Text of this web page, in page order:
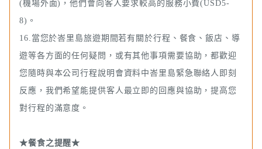
(機場外面)，他們會向客人要求較高的服務小費(USD5-
8)。
16.當您於峇里島旅遊期間若有關於行程、餐食、飯店、導
遊等各方面的任何疑問，或有其他事項需要協助，都歡迎
您隨時與本公司行程說明會資料中峇里島緊急聯絡人即刻
反應，我們希望能提供客人最立即的回應與協助，提高您
對行程的滿意度。
★餐食之提醒★